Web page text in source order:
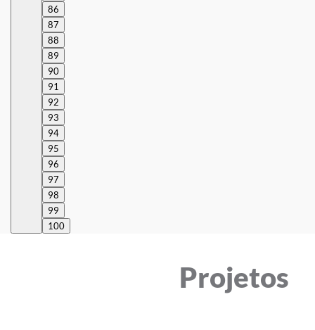
86
87
88
89
90
91
92
93
94
95
96
97
98
99
100
Projetos